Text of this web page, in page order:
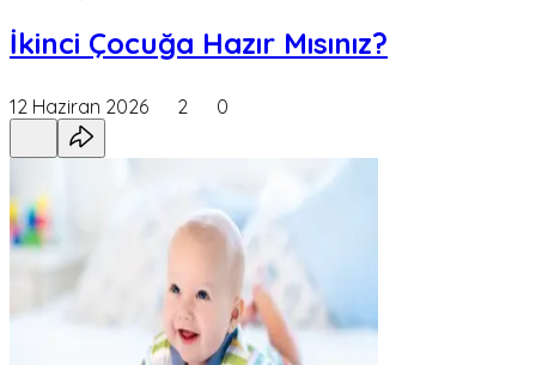
İkinci Çocuğa Hazır Mısınız?
12 Haziran 2026 2 0